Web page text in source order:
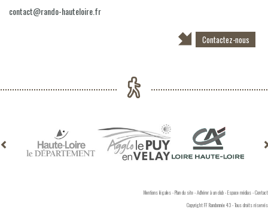
contact@rando-hauteloire.fr
Contactez-nous
Mentions légales-Plan du site-Adhérer à un club-Espace médias-Contact
Copyright FF Randonnée 43 - Tous droits réservés